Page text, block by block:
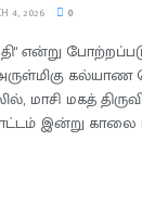
4, 2026 0
என்று
மாசி மகத்
இன்று காலை